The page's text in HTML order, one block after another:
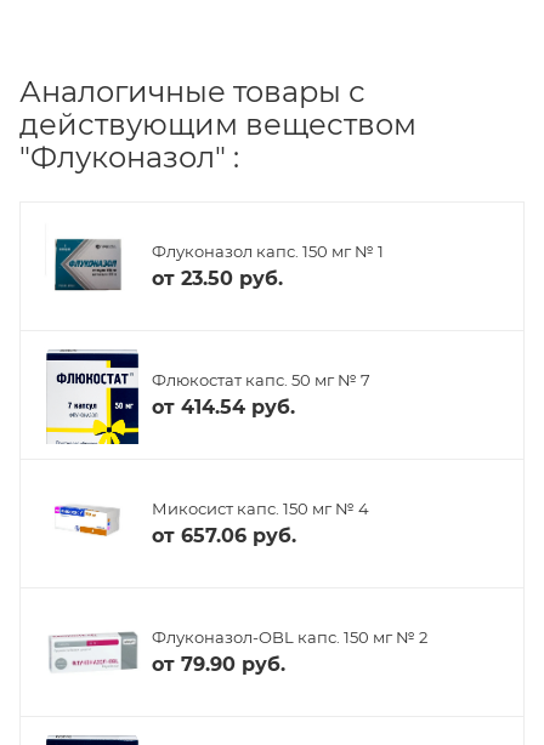
Аналогичные товары с
действующим веществом
"Флуконазол" :
Флуконазол капс. 150 мг № 1
от 23.50 руб.
Флюкостат капс. 50 мг № 7
от 414.54 руб.
Микосист капс. 150 мг № 4
от 657.06 руб.
Флуконазол-OBL капс. 150 мг № 2
от 79.90 руб.